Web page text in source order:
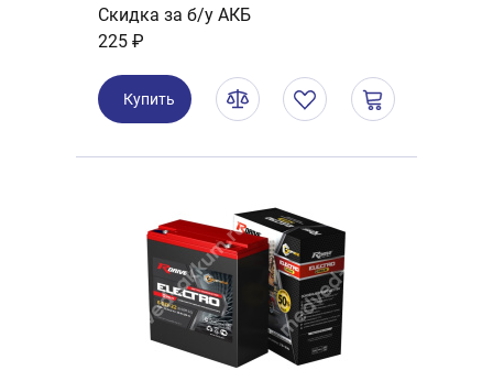
Скидка за б/у АКБ
225 ₽
Купить